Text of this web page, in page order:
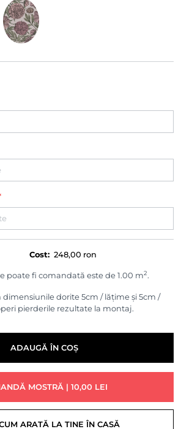
Cost: 248,00 ron
poate fi comandată este de 1.00 m2.
dimensiunile dorite 5cm / lățime și 5cm /
pierderile rezultate la montaj.
ADAUGĂ ÎN COȘ
MOSTRĂ | 10,00 LEI
ARATĂ LA TINE ÎN CASĂ